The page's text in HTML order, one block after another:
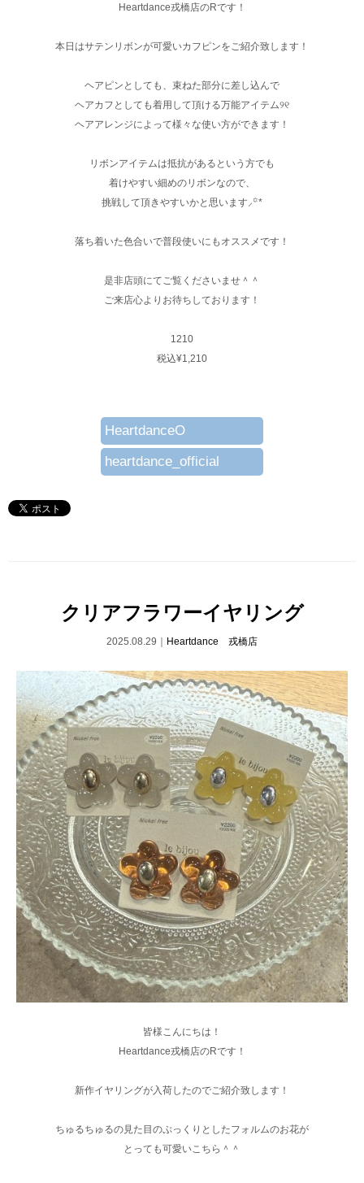
Heartdance戎橋店のRです！
本日はサテンリボンが可愛いカフピンをご紹介致します！
ヘアピンとしても、束ねた部分に差し込んで
ヘアカフとしても着用して頂ける万能アイテム୨୧
ヘアアレンジによって様々な使い方ができます！
リボンアイテムは抵抗があるという方でも
着けやすい細めのリボンなので、
挑戦して頂きやすいかと思います⸝꙳*
落ち着いた色合いで普段使いにもオススメです！
是非店頭にてご覧くださいませ＾＾
ご来店心よりお待ちしております！
1210
税込¥1,210
HeartdanceO
heartdance_official
クリアフラワーイヤリング
2025.08.29｜ Heartdance 戎橋店
皆様こんにちは！
Heartdance戎橋店のRです！
新作イヤリングが入荷したのでご紹介致します！
ちゅるちゅるの見た目のぷっくりとしたフォルムのお花が
とっても可愛いこちら＾＾